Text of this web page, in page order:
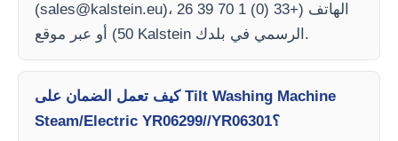
(sales@kalstein.eu)، الهاتف (+33 (0) 1 70 39 26
50) أو عبر موقع Kalstein الرسمي في بلدك.
كيف تعمل الضمان على Tilt Washing Machine
Steam/Electric YR06299//YR06301؟